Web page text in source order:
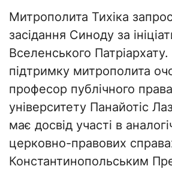
Митрополита Тихіка
засідання Синоду за
Вселенського
підтримку митрополита
професор публічного
університету Панайотіс
має досвід участі в
церковно-правових
Константинопольським